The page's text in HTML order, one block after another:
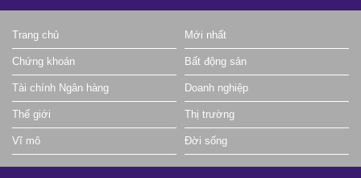
Trang chủ Mới nhất
Chứng khoán Bất động sản
Tài chính Ngân hàng Doanh nghiệp
Thế giới Thị trường
Vĩ mô Đời sống